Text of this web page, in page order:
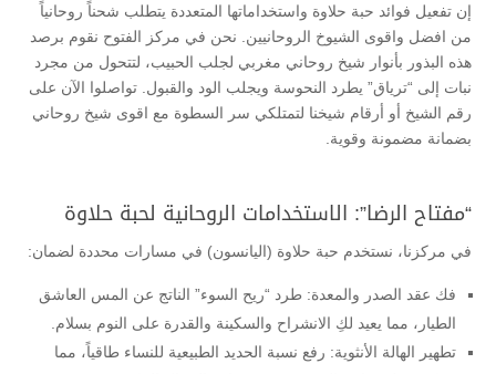
إن تفعيل فوائد حبة حلاوة واستخداماتها المتعددة يتطلب شحناً روحانياً
من افضل واقوى الشيوخ الروحانيين. نحن في مركز الفتوح نقوم برصد
هذه البذور بأنوار شيخ روحاني مغربي لجلب الحبيب، لتتحول من مجرد
نبات إلى “ترياق” يطرد النحوسة ويجلب الود والقبول. تواصلوا الآن على
رقم الشيخ أو أرقام شيخنا لتمتلكي سر السطوة مع اقوى شيخ روحاني
بضمانة مضمونة وقوية.
“مفتاح الرضا”: الاستخدامات الروحانية لحبة حلاوة
في مركزنا، نستخدم حبة حلاوة (اليانسون) في مسارات محددة لضمان:
فك عقد الصدر والمعدة: طرد “ريح السوء” الناتج عن المس العاشق
الطيار، مما يعيد لكِ الانشراح والسكينة والقدرة على النوم بسلام.
تطهير الهالة الأنثوية: رفع نسبة الحديد الطبيعية للنساء طاقياً، مما